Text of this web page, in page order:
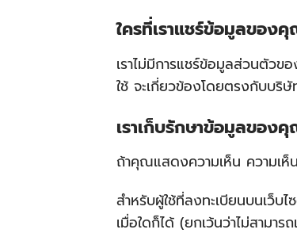
ใครที่เราแชร์ข้อมูลของ
เราไม่มีการแชร์ข้อมูลส่วนตัวข
ใช้ จะเกี่ยวข้องโดยตรงกับบริ
เราเก็บรักษาข้อมูลของ
ถ้าคุณแสดงความเห็น ความเห็
สำหรับผู้ใช้ที่ลงทะเบียนบนเว็บ
เมื่อใดก็ได้ (ยกเว้นว่าไม่สามา